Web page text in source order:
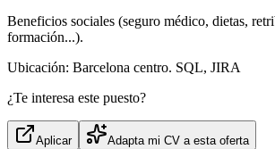
Beneficios sociales (seguro médico, dietas,
formación...).
Ubicación: Barcelona centro. SQL, JIRA
¿Te interesa este puesto?
Aplicar Adapta mi CV a esta oferta